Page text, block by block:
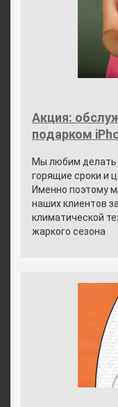
Акция:
подарком
Мы любим делать
горящие сроки и
Именно поэтому
наших клиентов
климатической
жаркого сезона